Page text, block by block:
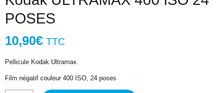
POSES
10,90€ TTC
Pellicule Kodak Ultramax.
Film négatif couleur 400 ISO, 24 poses